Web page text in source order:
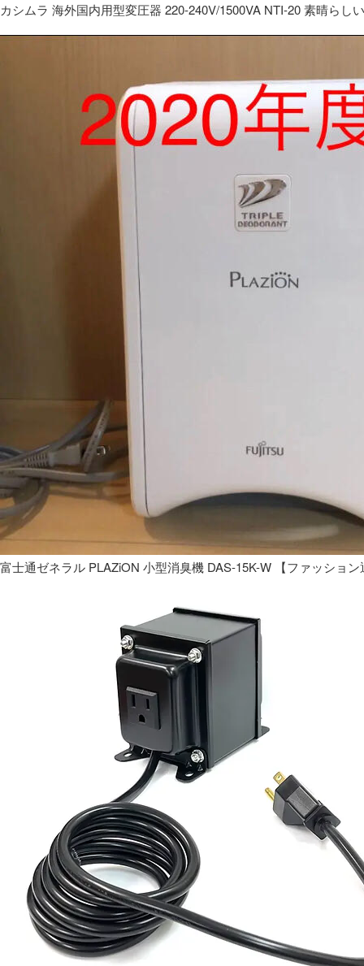
カシムラ 海外国内用型変圧器 220-240V/1500VA NTI-20 素晴らし
富士通ゼネラル PLAZiON 小型消臭機 DAS-15K-W 【ファッション